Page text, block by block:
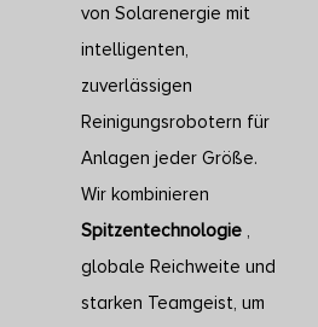
von Solarenergie mit
intelligenten,
zuverlässigen
Reinigungsrobotern für
Anlagen jeder Größe.
Wir kombinieren
Spitzentechnologie ,
globale Reichweite und
starken Teamgeist, um